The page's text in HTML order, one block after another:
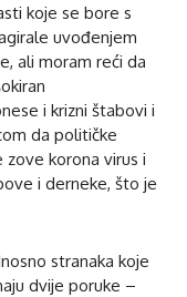
koje se bore s
uvođenjem
ali moram reći da
i krizni štabovi i
da političke
korona virus i
i derneke, što je
stranaka koje
dvije poruke –